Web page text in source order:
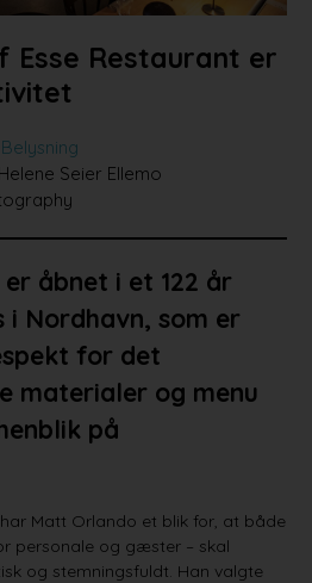
Esse Restaurant er
Belysning
Seier Ellemo
åbnet i et 122 år
i Nordhavn, som er
for det
materialer og menu
på
Matt Orlando et blik for, at både
personale og gæster – skal
og stemningsfuldt. Han valgte